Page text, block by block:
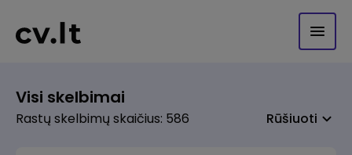
Visi skelbimai
Rastų skelbimų skaičius: 586 Rūšiuoti